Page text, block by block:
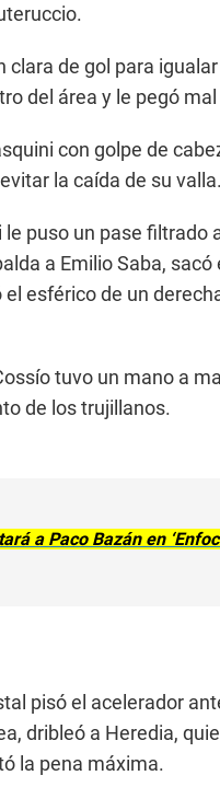
de gol para igualar
del área y le pegó
con golpe de
la caída de su valla.
puso un pase filtrado
a Emilio Saba, sacó
esférico de un
tuvo un mano a
de los trujillanos.
a Paco Bazán en
pisó el acelerador
dribleó a Heredia,
la pena máxima.